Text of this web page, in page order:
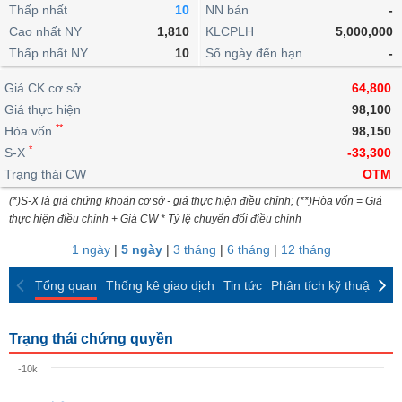
lỗ
dịch
nội
Niên
giám
Tài
liệu
cổ
Định
giá
ngoài
doanh
Top
cổ
phiếu
ngành
giao
dịch
dịch
Chứng
quyền
quan
Thống
giao
dịch
Thống
giao
dịch
Tin
tức
Phân
tích
kỹ
thuật
trực
tuyến
Bộ
lọc
cổ
So
sánh
Báo
cáo
Vĩ
mô
lai
Chứng
quyền
Trái
phiếu
IR
Awards
tạo
Dịch
vụ
Thấp nhất
10
Cao nhất NY
1,810
Thấp nhất NY
10
NN bán
-
KLCPLH
5,000,000
Số ngày đến hạn
-
Giá CK cơ sở
64,800
Giá thực hiện
98,100
Hòa vốn **
98,150
S-X *
-33,300
Trạng thái CW
OTM
(*)S-X là giá chứng khoán cơ sở - giá thực hiện điều chỉnh; (**)Hòa vốn = Giá
thực hiện điều chỉnh + Giá CW * Tỷ lệ chuyển đổi điều chỉnh
1 ngày| 5 ngày| 3 tháng | 6 tháng | 12 tháng
Tổng quan Thống kê giao dịch Tin tức Phân tích kỹ thuật
Trạng thái chứng quyền
-10k
BẤT
ĐỘNG
SẢN
TÀI
CHÍNH
HÀNG
KINH
GIỚI